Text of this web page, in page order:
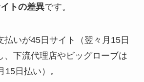
トの差異です。
払いが45日サイト（翌々月15日
、下流代理店やビッグローブは
15日払い）。